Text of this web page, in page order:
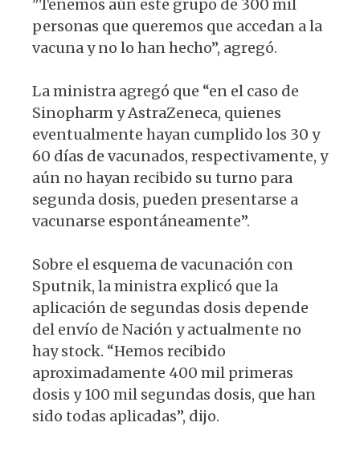
"Tenemos aún este grupo de 300 mil
personas que queremos que accedan a la
vacuna y no lo han hecho”, agregó.
La ministra agregó que “en el caso de
Sinopharm y AstraZeneca, quienes
eventualmente hayan cumplido los 30 y
60 días de vacunados, respectivamente, y
aún no hayan recibido su turno para
segunda dosis, pueden presentarse a
vacunarse espontáneamente”.
Sobre el esquema de vacunación con
Sputnik, la ministra explicó que la
aplicación de segundas dosis depende
del envío de Nación y actualmente no
hay stock. “Hemos recibido
aproximadamente 400 mil primeras
dosis y 100 mil segundas dosis, que han
sido todas aplicadas”, dijo.